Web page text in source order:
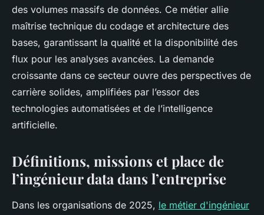
des volumes massifs de données. Ce métier allie
maîtrise technique du codage et architecture des
bases, garantissant la qualité et la disponibilité des
flux pour les analyses avancées. La demande
croissante dans ce secteur ouvre des perspectives de
carrière solides, amplifiées par l’essor des
technologies automatisées et de l’intelligence
artificielle.
Définitions, missions et place de
l’ingénieur data dans l’entreprise
Dans les organisations de 2025, le métier d'ingénieur